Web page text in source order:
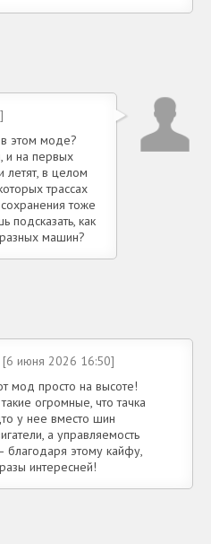
в этом моде?
и на первых
в целом
трассах
тоже
подсказать, как
машин?
июня 2026 16:50]
мод просто на высоте!
огромные, что тачка
у нее вместо шин
а управляемость
благодаря этому кайфу,
интересней!